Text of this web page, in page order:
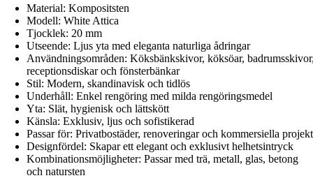
Material: Kompositsten
Modell: White Attica
Tjocklek: 20 mm
Utseende: Ljus yta med eleganta naturliga ådringar
Användningsområden: Köksbänkskivor, köksöar,
receptionsdiskar och fönsterbänkar
Stil: Modern, skandinavisk och tidlös
Underhåll: Enkel rengöring med milda rengöringsmedel
Yta: Slät, hygienisk och lättskött
Känsla: Exklusiv, ljus och sofistikerad
Passar för: Privatbostäder, renoveringar och kommersiella projekt
Designfördel: Skapar ett elegant och exklusivt helhetsintryck
Kombinationsmöjligheter: Passar med trä, metall, glas, betong
och natursten